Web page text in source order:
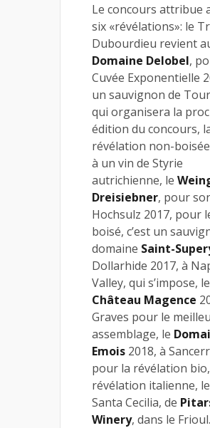
Le concours attribue
six «révélations»: le
Dubourdieu revient
Domaine Delobel,
Cuvée Exponentielle
un sauvignon de
qui organisera la
édition du concours,
révélation non-
à un vin de Styrie
autrichienne, le
Dreisiebner, pour
Hochsulz 2017, pour
boisé, c’est un
domaine Saint-
Dollarhide 2017, à
Valley, qui s’impose, le
Château Magence
Graves pour le
assemblage, le
Emois 2018, à
pour la révélation bio,
révélation italienne,
Santa Cecilia, de
Winery, dans le Frioul.